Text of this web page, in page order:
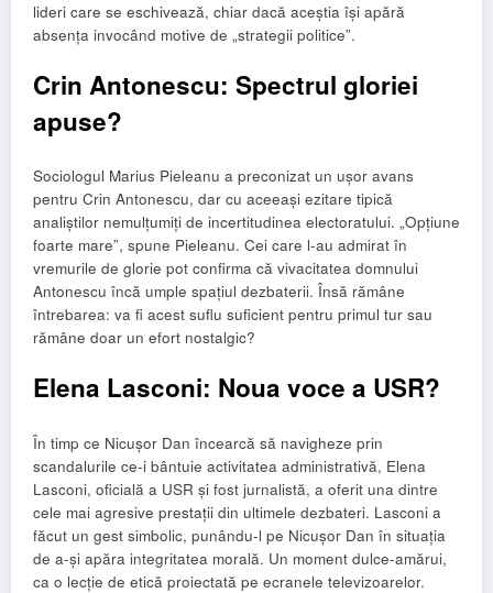
lideri care se eschivează, chiar dacă aceștia își apără
absența invocând motive de „strategii politice”.
Crin Antonescu: Spectrul gloriei
apuse?
Sociologul Marius Pieleanu a preconizat un ușor avans
pentru Crin Antonescu, dar cu aceeași ezitare tipică
analiștilor nemulțumiți de incertitudinea electoratului. „Opțiune
foarte mare”, spune Pieleanu. Cei care l-au admirat în
vremurile de glorie pot confirma că vivacitatea domnului
Antonescu încă umple spațiul dezbaterii. Însă rămâne
întrebarea: va fi acest suflu suficient pentru primul tur sau
rămâne doar un efort nostalgic?
Elena Lasconi: Noua voce a USR?
În timp ce Nicușor Dan încearcă să navigheze prin
scandalurile ce-i bântuie activitatea administrativă, Elena
Lasconi, oficială a USR și fost jurnalistă, a oferit una dintre
cele mai agresive prestații din ultimele dezbateri. Lasconi a
făcut un gest simbolic, punându-l pe Nicușor Dan în situația
de a-și apăra integritatea morală. Un moment dulce-amărui,
ca o lecție de etică proiectată pe ecranele televizoarelor.